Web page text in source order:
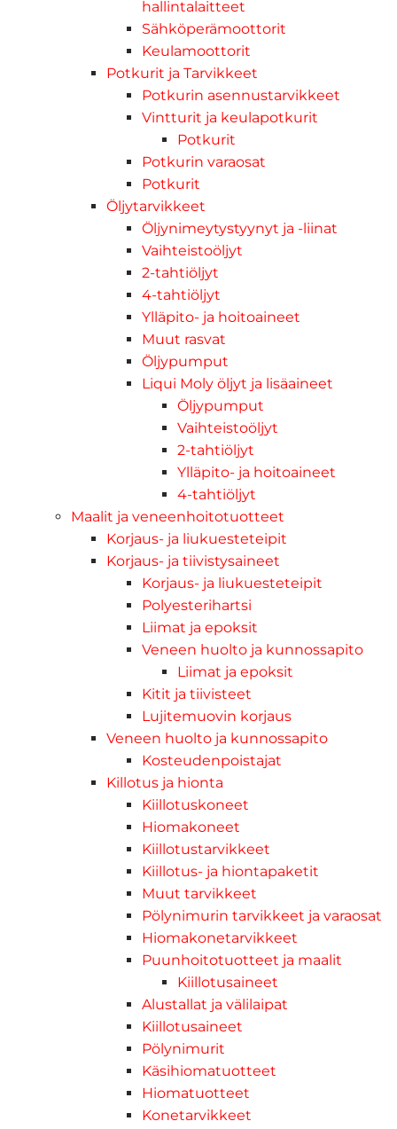
hallintalaitteet
Sähköperämoottorit
Keulamoottorit
Potkurit ja Tarvikkeet
Potkurin asennustarvikkeet
Vintturit ja keulapotkurit
Potkurit
Potkurin varaosat
Potkurit
Öljytarvikkeet
Öljynimeytystyynyt ja -liinat
Vaihteistoöljyt
2-tahtiöljyt
4-tahtiöljyt
Ylläpito- ja hoitoaineet
Muut rasvat
Öljypumput
Liqui Moly öljyt ja lisäaineet
Öljypumput
Vaihteistoöljyt
2-tahtiöljyt
Ylläpito- ja hoitoaineet
4-tahtiöljyt
Maalit ja veneenhoitotuotteet
Korjaus- ja liukuesteteipit
Korjaus- ja tiivistysaineet
Korjaus- ja liukuesteteipit
Polyesterihartsi
Liimat ja epoksit
Veneen huolto ja kunnossapito
Liimat ja epoksit
Kitit ja tiivisteet
Lujitemuovin korjaus
Veneen huolto ja kunnossapito
Kosteudenpoistajat
Killotus ja hionta
Kiillotuskoneet
Hiomakoneet
Kiillotustarvikkeet
Kiillotus- ja hiontapaketit
Muut tarvikkeet
Pölynimurin tarvikkeet ja varaosat
Hiomakonetarvikkeet
Puunhoitotuotteet ja maalit
Kiillotusaineet
Alustallat ja välilaipat
Kiillotusaineet
Pölynimurit
Käsihiomatuotteet
Hiomatuotteet
Konetarvikkeet